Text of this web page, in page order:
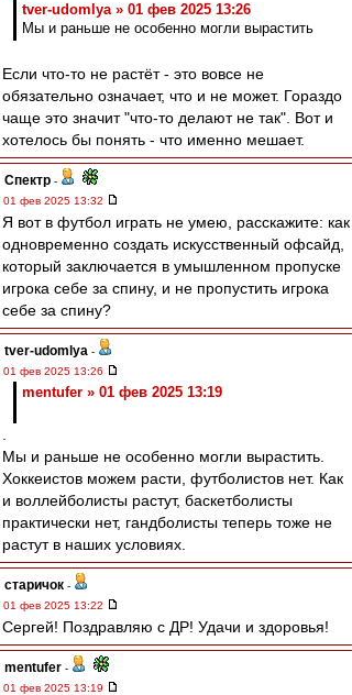
tver-udomlya » 01 фев 2025 13:26
Мы и раньше не особенно могли вырастить
Если что-то не растёт - это вовсе не
обязательно означает, что и не может. Гораздо
чаще это значит "что-то делают не так". Вот и
хотелось бы понять - что именно мешает.
Спектр -
01 фев 2025 13:32
Я вот в футбол играть не умею, расскажите: как
одновременно создать искусственный офсайд,
который заключается в умышленном пропуске
игрока себе за спину, и не пропустить игрока
себе за спину?
tver-udomlya -
01 фев 2025 13:26
mentufer » 01 фев 2025 13:19
Мы и раньше не особенно могли вырастить.
Хоккеистов можем расти, футболистов нет. Как
и воллейболисты растут, баскетболисты
практически нет, гандболисты теперь тоже не
растут в наших условиях.
старичок -
01 фев 2025 13:22
Сергей! Поздравляю с ДР! Удачи и здоровья!
mentufer -
01 фев 2025 13:19